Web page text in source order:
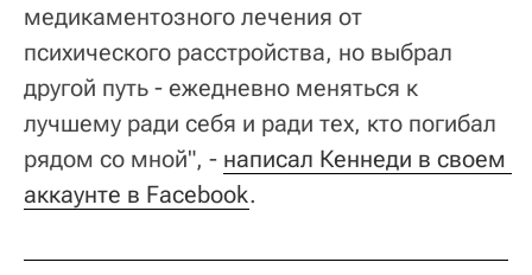
медикаментозного лечения от
психического расстройства, но выбрал
другой путь - ежедневно меняться к
лучшему ради себя и ради тех, кто погибал
рядом со мной", - написал Кеннеди в своем
аккаунте в Facebook.